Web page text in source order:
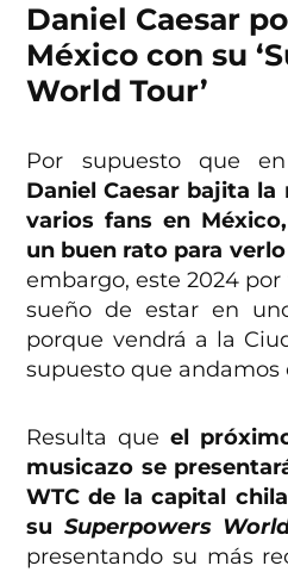
Daniel Caesar
México con su
World Tour’
Por supuesto que
Daniel Caesar bajita
varios fans en
un buen rato para
embargo, este 2024
sueño de estar en
porque vendrá a la
supuesto que andamos
Resulta queel
musicazo se
WTC de la capital
su Superpowers
presentando su más